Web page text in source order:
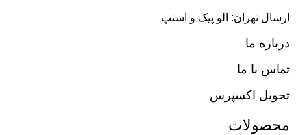
ارسال تهران: الو پیک و اسنپ
درباره ما
تماس با ما
تحویل اکسپرس
محصولات